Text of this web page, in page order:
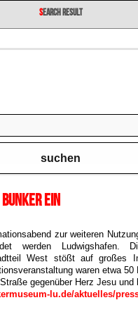
Search Result
suchen
Bunker ein
zur weiteren
werden Ludwigshafen.
West stößt auf großes
waren etwa 50
gegenüber Herz Jesu und
lu.de/aktuelles/